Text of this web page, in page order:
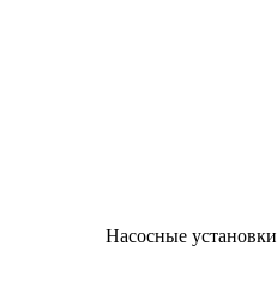
Насосные установки